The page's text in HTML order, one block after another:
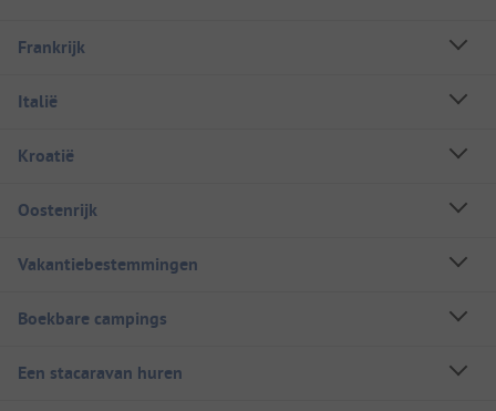
Frankrijk
Italië
Kroatië
Oostenrijk
Vakantiebestemmingen
Boekbare campings
Een stacaravan huren